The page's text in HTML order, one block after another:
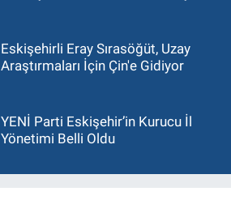
Eskişehirli Eray Sırasöğüt, Uzay
Araştırmaları İçin Çin'e Gidiyor
YENİ Parti Eskişehir’in Kurucu İl
Yönetimi Belli Oldu